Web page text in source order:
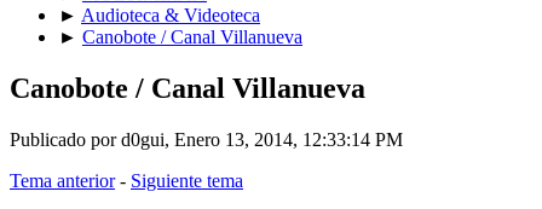
► Audioteca & Videoteca
► Canobote / Canal Villanueva
Canobote / Canal Villanueva
Publicado por d0gui, Enero 13, 2014, 12:33:14 PM
Tema anterior- Siguiente tema